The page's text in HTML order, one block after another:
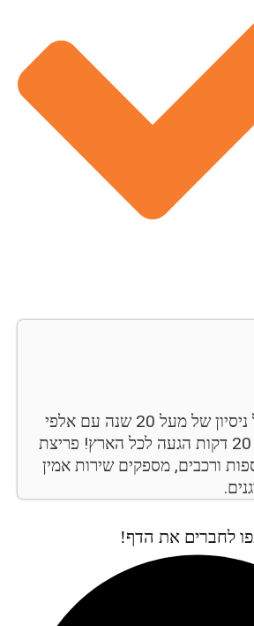
מנעולן בישראל בעל ניסיון של מעל 20 שנה עם אלפי
לקוחות מרוצים, עד 20 דקות הגעה לכל הארץ! פריצת
ורכבים, מספקים שירות אמין
לחברים את הדף!